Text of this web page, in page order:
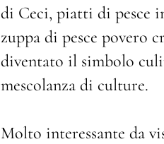
di Ceci, piatti di pesce
zuppa di pesce povero
diventato il simbolo
mescolanza di culture.
Molto interessante da